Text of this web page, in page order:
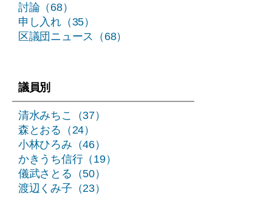
討論（68）
申し入れ（35）
区議団ニュース（68）
議員別
清水みちこ（37）
森とおる（24）
小林ひろみ（46）
かきうち信行（19）
儀武さとる（50）
渡辺くみ子（23）